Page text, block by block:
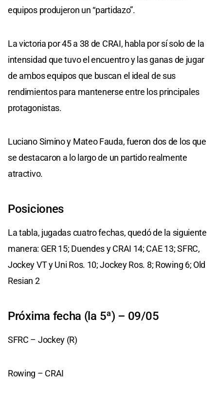
equipos produjeron un “partidazo”.
La victoria por 45 a 38 de CRAI, habla por sí solo de la
intensidad que tuvo el encuentro y las ganas de jugar
de ambos equipos que buscan el ideal de sus
rendimientos para mantenerse entre los principales
protagonistas.
Luciano Simino y Mateo Fauda, fueron dos de los que
se destacaron a lo largo de un partido realmente
atractivo.
Posiciones
La tabla, jugadas cuatro fechas, quedó de la siguiente
manera: GER 15; Duendes y CRAI 14; CAE 13; SFRC,
Jockey VT y Uni Ros. 10; Jockey Ros. 8; Rowing 6; Old
Resian 2
Próxima fecha (la 5ª) – 09/05
SFRC – Jockey (R)
Rowing – CRAI